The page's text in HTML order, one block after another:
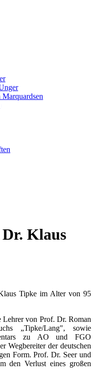
Klaus
Tipke im Alter von 95
Lehrer von Prof. Dr. Roman
„Tipke/Lang", sowie
zu AO und FGO
Wegbereiter der deutschen
Form. Prof. Dr. Seer und
den Verlust eines großen